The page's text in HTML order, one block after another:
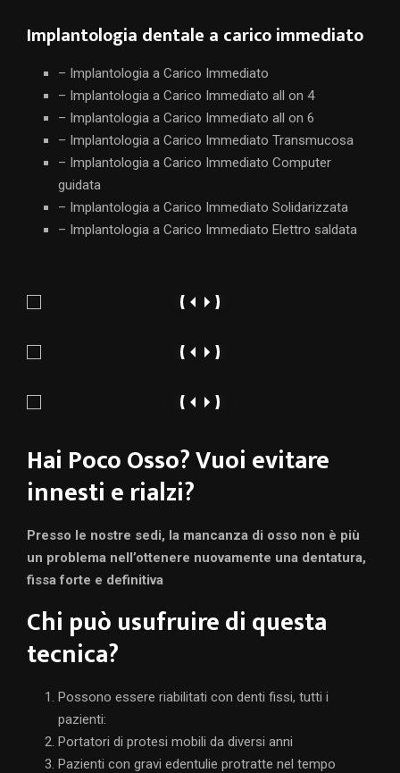
Implantologia dentale a carico immediato
– Implantologia a Carico Immediato
– Implantologia a Carico Immediato all on 4
– Implantologia a Carico Immediato all on 6
– Implantologia a Carico Immediato Transmucosa
– Implantologia a Carico Immediato Computer
guidata
– Implantologia a Carico Immediato Solidarizzata
– Implantologia a Carico Immediato Elettro saldata
Hai Poco Osso? Vuoi evitare
innesti e rialzi?
Presso le nostre sedi, la mancanza di osso non è più
un problema nell’ottenere nuovamente una dentatura,
fissa forte e definitiva
Chi può usufruire di questa
tecnica?
Possono essere riabilitati con denti fissi, tutti i
pazienti:
Portatori di protesi mobili da diversi anni
Pazienti con gravi edentulie protratte nel tempo